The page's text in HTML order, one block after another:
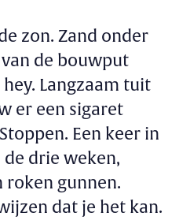
zon. Zand onder
de bouwput
Langzaam tuit
er een sigaret
Een keer in
drie weken,
roken gunnen.
dat je het kan.